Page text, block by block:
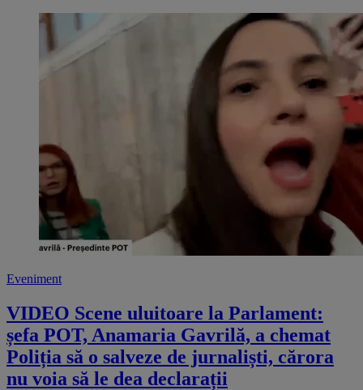
Eveniment
VIDEO Scene uluitoare la Parlament:
șefa POT, Anamaria Gavrilă, a chemat
Poliția să o salveze de jurnaliști, cărora
nu voia să le dea declarații